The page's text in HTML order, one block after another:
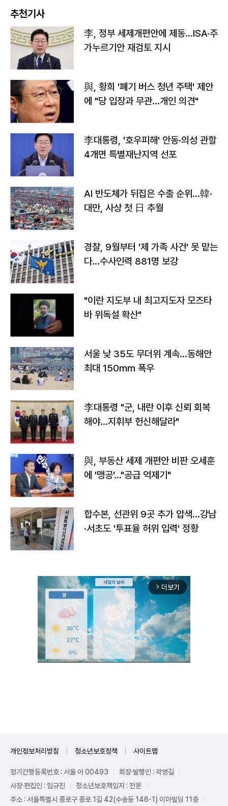
추천기사
李, 정부 세제개편안에 제동…ISA·주
가누르기안 재검토 지시
與, 황희 '폐기 버스 청년 주택' 제안
에 "당 입장과 무관…개인 의견"
李대통령, '호우피해' 안동·의성 관할
4개면 특별재난지역 선포
AI 반도체가 뒤집은 수출 순위…韓·
대만, 사상 첫 日 추월
경찰, 9월부터 '제 가족 사건' 못 맡는
다…수사인력 881명 보강
"이란 지도부 내 최고지도자 모즈타
바 위독설 확산"
서울 낮 35도 무더위 계속…동해안
최대 150㎜ 폭우
李대통령 "군, 내란 이후 신뢰 회복
해야…지휘부 헌신해달라"
與, 부동산 세제 개편안 비판 오세훈
에 '맹공'…"공급 억제기"
합수본, 선관위 9곳 추가 압색…강남
·서초도 '투표율 허위 입력' 정황
arrow_forward_ios 더보기
개인정보처리방침 청소년보호정책 사이트맵
정기간행등록번호 : 서울 아 00493
회장·발행인 : 곽영길
사장·편집인 : 임규진
청소년보호책임자 : 전운
주소 : 서울특별시 종로구 종로 1길 42(수송동 146-1) 이마빌딩 11층